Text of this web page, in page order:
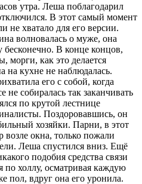
утра. Леша поблагодарил
В этот самый момент
не хватало для его версии.
волновалась о муже, она
бесконечно. В конце концов,
морги, как это делается
на кухне не наблюдалась.
его с собой, когда
собиралась так заканчивать
по крутой лестнице
Поздоровавшись, он
хозяйки. Парни, в этот
окна, только пожали
Леша спустился вниз. Ещё
подобия средства связи
холлу, осматривая каждую
пол, вдруг она его уронила.